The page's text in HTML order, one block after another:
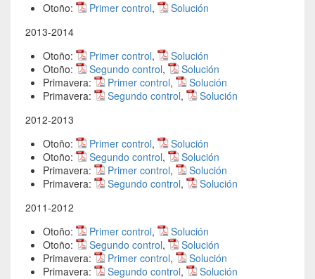
Otoño:
Primer control,
Solución
2013-2014
Otoño:
Primer control,
Solución
Otoño:
Segundo control,
Solución
Primavera:
Primer control,
Solución
Primavera:
Segundo control,
Solución
2012-2013
Otoño:
Primer control,
Solución
Otoño:
Segundo control,
Solución
Primavera:
Primer control,
Solución
Primavera:
Segundo control,
Solución
2011-2012
Otoño:
Primer control,
Solución
Otoño:
Segundo control,
Solución
Primavera:
Primer control,
Solución
Primavera:
Segundo control, Solución